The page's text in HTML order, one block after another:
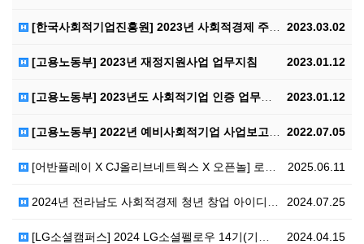
2023.03.02
[한국사회적기업진흥원] 2023년 사회적경제 주요사업 …
2023.01.12
[고용노동부] 2023년 재정지원사업 업무지침
2023.01.12
[고용노동부] 2023년도 사회적기업 인증 업무지침
2022.07.05
[고용노동부] 2022년 예비사회적기업 사업보고서 및 …
2025.06.11
[어반플레이 X CJ올리브네트웍스 X 오픈놀] 로컬 파…
2024.07.25
2024년 전라남도 사회적경제 청년 창업 아이디어 경진…
2024.04.15
[LG소셜캠퍼스] 2024 LG소셜펠로우 14기(기후환…